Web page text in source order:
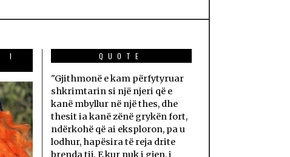
I
QUOTE
"Gjithmonë e kam përfytyruar
shkrimtarin si një njeri që e
kanë mbyllur në një thes, dhe
thesit ia kanë zënë grykën fort,
ndërkohë që ai eksploron, pa u
lodhur, hapësira të reja drite